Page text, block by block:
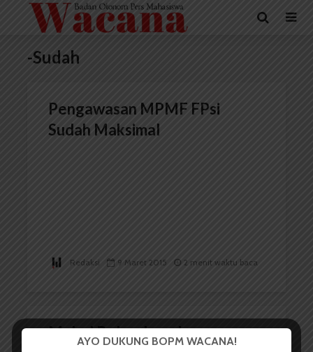
-Sudah
Pengawasan MPMF FPsi
Sudah Maksimal
Redaksi 9 Maret 2015 2 menit waktu baca
Mebel Belum Lengkap,
AYO DUKUNG BOPM WACANA!